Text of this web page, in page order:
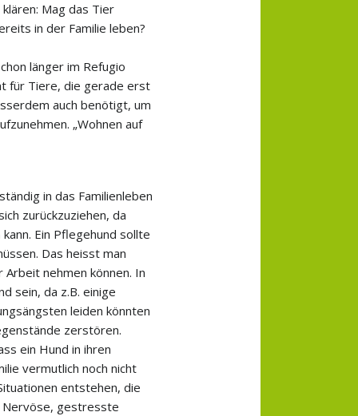
Mag das Tier
in der Familie leben?
länger im Refugio
für Tiere, die gerade erst
auch benötigt, um
„Wohnen auf
in das Familienleben
zurückzuziehen, da
Ein Pflegehund sollte
Das heisst man
nehmen können. In
sein, da z.B. einige
leiden könnten
zerstören.
ein Hund in ihren
vermutlich noch nicht
entstehen, die
Nervöse, gestresste